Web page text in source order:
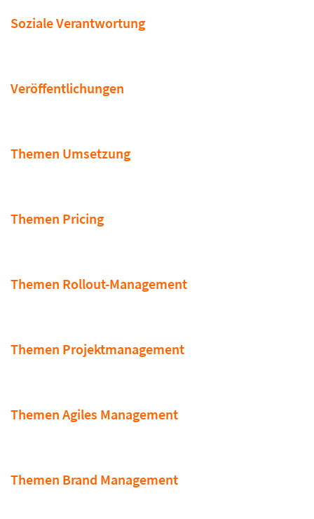
Soziale Verantwortung
Veröffentlichungen
Themen Umsetzung
Themen Pricing
Themen Rollout-Management
Themen Projektmanagement
Themen Agiles Management
Themen Brand Management